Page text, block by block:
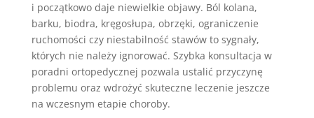
i początkowo daje niewielkie objawy. Ból kolana,
barku, biodra, kręgosłupa, obrzęki, ograniczenie
ruchomości czy niestabilność stawów to sygnały,
których nie należy ignorować. Szybka konsultacja w
poradni ortopedycznej pozwala ustalić przyczynę
problemu oraz wdrożyć skuteczne leczenie jeszcze
na wczesnym etapie choroby.